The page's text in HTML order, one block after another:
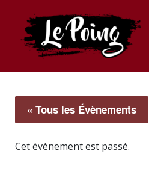
« Tous les Évènements
Cet évènement est passé.